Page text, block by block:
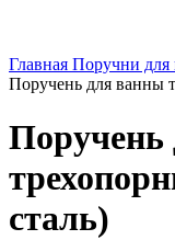
Главная Поручни для
Поручень для ванны
сталь)